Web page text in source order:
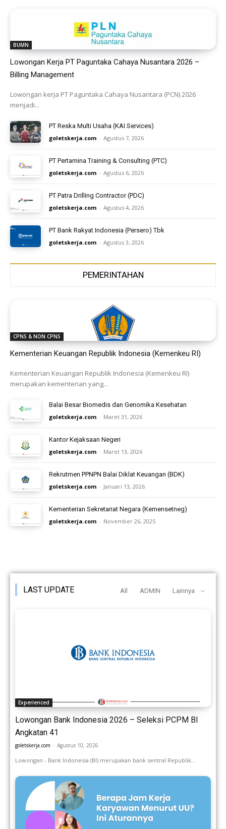
BUMN
Lowongan Kerja PT Paguntaka Cahaya Nusantara 2026 –
Billing Management
Lowongan kerja PT Paguntaka Cahaya Nusantara (PCN) 2026
menjadi...
PT Reska Multi Usaha (KAI Services)
goletskerja.com - Agustus 7, 2026
PT Pertamina Training & Consulting (PTC)
goletskerja.com - Agustus 6, 2026
PT Patra Drilling Contractor (PDC)
goletskerja.com - Agustus 4, 2026
PT Bank Rakyat Indonesia (Persero) Tbk
goletskerja.com - Agustus 3, 2026
PEMERINTAHAN
CPNS & NON CPNS
Kementerian Keuangan Republik Indonesia (Kemenkeu RI)
Kementerian Keuangan Republik Indonesia (Kemenkeu RI)
merupakan kementerian yang...
Balai Besar Biomedis dan Genomika Kesehatan
goletskerja.com - Maret 31, 2026
Kantor Kejaksaan Negeri
goletskerja.com - Maret 13, 2026
Rekrutmen PPNPN Balai Diklat Keuangan (BDK)
goletskerja.com - Januari 13, 2026
Kementerian Sekretariat Negara (Kemensetneg)
goletskerja.com - November 26, 2025
LAST UPDATE All ADMIN Lainnya
Experienced
Lowongan Bank Indonesia 2026 – Seleksi PCPM BI
Angkatan 41
goletskerja.com - Agustus 10, 2026
Lowongan - Bank Indonesia (BI) merupakan bank sentral Republik...